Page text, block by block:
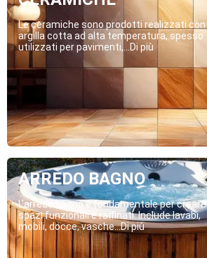
Le ceramiche sono prodotti realizzati con
argilla cotta ad alta temperatura, spesso
utilizzati per pavimenti,...Di più
ARREDO BAGNO
L’arredo bagno è fondamentale per creare
spazi funzionali e raffinati. Include lavabi,
mobili, docce, vasche...Di più